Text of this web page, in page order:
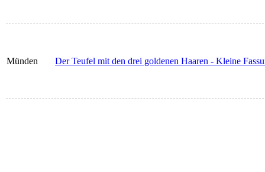
Münden Der Teufel mit den drei goldenen Haaren - Kleine